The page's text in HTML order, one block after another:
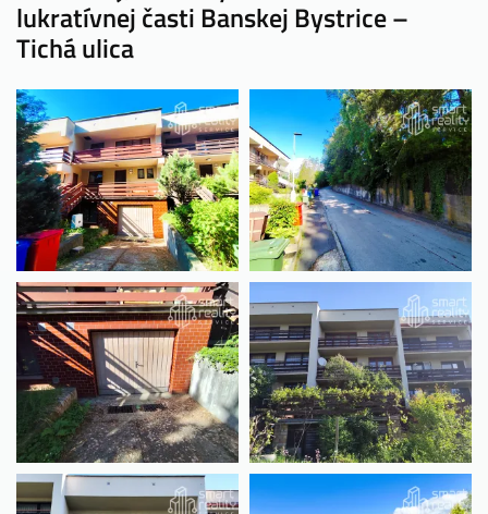
lukratívnej časti Banskej Bystrice –
Tichá ulica